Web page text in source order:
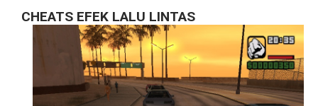
CHEATS EFEK LALU LINTAS